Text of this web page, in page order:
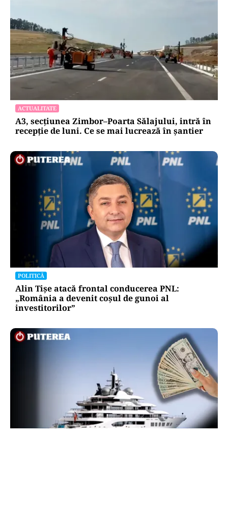
ACTUALITATE
A3, secțiunea Zimbor–Poarta Sălajului, intră în
recepție de luni. Ce se mai lucrează în șantier
POLITICĂ
Alin Tișe atacă frontal conducerea PNL:
„România a devenit coșul de gunoi al
investitorilor”